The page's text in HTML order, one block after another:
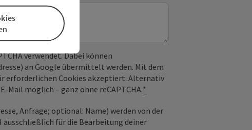
verwendet. Dabei können
an Google übermittelt werden. Mit dem
erforderlichen Cookies akzeptiert. Alternativ
möglich – ganz ohne reCAPTCHA.*
Anfrage; optional: Name) werden von der
ausschließlich für die Bearbeitung deiner